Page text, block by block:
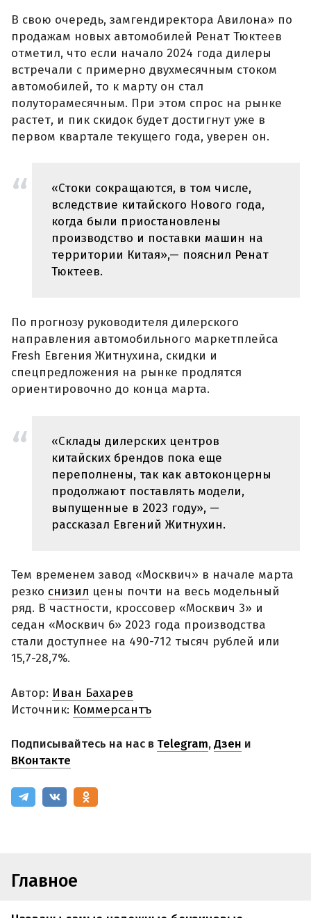
В свою очередь, замгендиректора Авилона» по
продажам новых автомобилей Ренат Тюктеев
отметил, что если начало 2024 года дилеры
встречали с примерно двухмесячным стоком
автомобилей, то к марту он стал
полуторамесячным. При этом спрос на рынке
растет, и пик скидок будет достигнут уже в
первом квартале текущего года, уверен он.
«Стоки сокращаются, в том числе,
вследствие китайского Нового года,
когда были приостановлены
производство и поставки машин на
территории Китая»,— пояснил Ренат
Тюктеев.
По прогнозу руководителя дилерского
направления автомобильного маркетплейса
Fresh Евгения Житнухина, скидки и
спецпредложения на рынке продлятся
ориентировочно до конца марта.
«Склады дилерских центров
китайских брендов пока еще
переполнены, так как автоконцерны
продолжают поставлять модели,
выпущенные в 2023 году», —
рассказал Евгений Житнухин.
Тем временем завод «Москвич» в начале марта
резко снизил цены почти на весь модельный
ряд. В частности, кроссовер «Москвич 3» и
седан «Москвич 6» 2023 года производства
стали доступнее на 490-712 тысяч рублей или
15,7-28,7%.
Автор: Иван Бахарев
Источник: Коммерсантъ
Подписывайтесь на нас в Telegram,Дзен и
ВКонтакте
Главное